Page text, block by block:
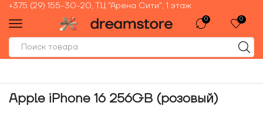
+375 (29) 155-30-20, ТЦ "Арена Сити", 1 этаж
0 0
Apple iPhone 16 256GB (розовый)